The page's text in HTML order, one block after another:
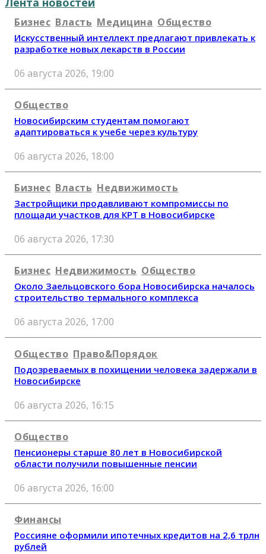
Бизнес Власть Медицина Общество
Искусственный интеллект предлагают привлекать к
разработке новых лекарств в России
06 августа 2026, 19:00
Общество
Новосибирским студентам помогают
адаптироваться к учебе через культуру
06 августа 2026, 18:00
Бизнес Власть Недвижимость
Застройщики продавливают компромиссы по
площади участков для КРТ в Новосибирске
06 августа 2026, 17:30
Бизнес Недвижимость Общество
Около Заельцовского бора Новосибирска началось
строительство термального комплекса
06 августа 2026, 17:00
Общество Право&Порядок
Подозреваемых в похищении человека задержали в
Новосибирске
06 августа 2026, 16:15
Общество
Пенсионеры старше 80 лет в Новосибирской
области получили повышенные пенсии
06 августа 2026, 16:00
Финансы
Россияне оформили ипотечных кредитов на 2,6 трлн
рублей